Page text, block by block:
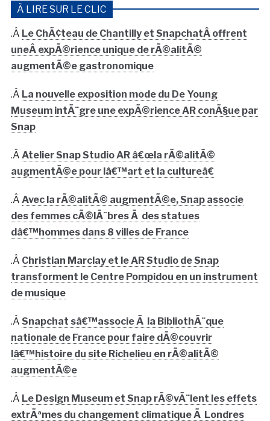
À LIRE SUR LE CLIC
.Â Le ChÃ¢teau de Chantilly et SnapchatÂ offrent
uneÂ expÃ©rience unique de rÃ©alitÃ©
augmentÃ©e gastronomique
.Â La nouvelle exposition mode du De Young
Museum intÃ¨gre une expÃ©rience AR conÃ§ue par
Snap
.Â Atelier Snap Studio AR â€œla rÃ©alitÃ©
augmentÃ©e pour lâ€™art et la cultureâ€
.Â Avec la rÃ©alitÃ© augmentÃ©e, Snap associe
des femmes cÃ©lÃ¨bres Ã des statues
dâ€™hommes dans 8 villes de France
.Â Christian Marclay et le AR Studio de Snap
transforment le Centre Pompidou en un instrument
de musique
.Â Snapchat sâ€™associe Ã la BibliothÃ¨que
nationale de France pour faire dÃ©couvrir
lâ€™histoire du site Richelieu en rÃ©alitÃ©
augmentÃ©e
.Â Le Design Museum et Snap rÃ©vÃ¨lent les effets
extrÃªmes du changement climatique Ã Londres